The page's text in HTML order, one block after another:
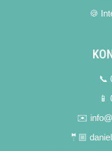
🍪
📞
📱
✉️
🤵🏼